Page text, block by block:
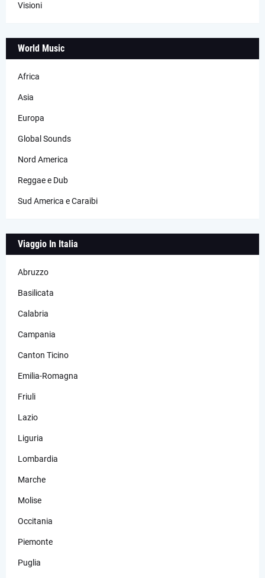
Visioni
World Music
Africa
Asia
Europa
Global Sounds
Nord America
Reggae e Dub
Sud America e Caraibi
Viaggio In Italia
Abruzzo
Basilicata
Calabria
Campania
Canton Ticino
Emilia-Romagna
Friuli
Lazio
Liguria
Lombardia
Marche
Molise
Occitania
Piemonte
Puglia